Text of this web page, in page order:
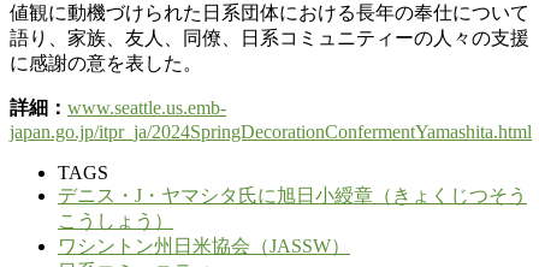
値観に動機づけられた日系団体における長年の奉仕について
語り、家族、友人、同僚、日系コミュニティーの人々の支援
に感謝の意を表した。
詳細 ： www.seattle.us.emb-
japan.go.jp/itpr_ja/2024SpringDecorationConfermentYamashita.html
TAGS
デニス・J・ヤマシタ氏に旭日小綬章（きょくじつそう
こうしょう）
ワシントン州日米協会（JASSW）